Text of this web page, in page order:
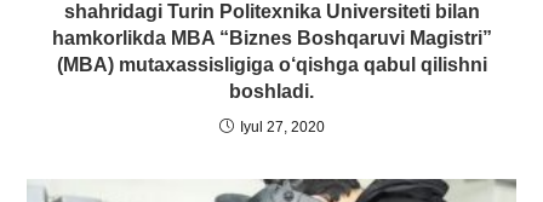
shahridagi Turin Politexnika Universiteti bilan
hamkorlikda MBA “Biznes Boshqaruvi Magistri”
(MBA) mutaxassisligiga o‘qishga qabul qilishni
boshladi.
Iyul 27, 2020